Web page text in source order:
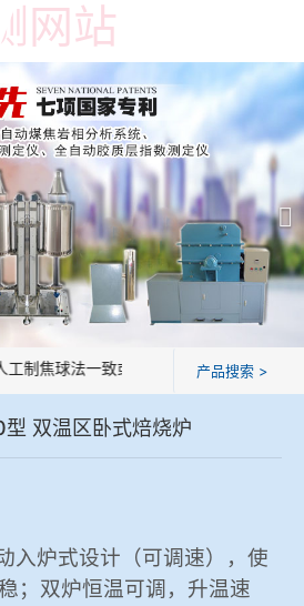
网站
＞
备
性能检测系统
测设备
制焦球法一致或优于人工制焦球。
产品搜索 >
双温区卧式焙烧炉
入炉式设计（可调速），使
；双炉恒温可调，升温速